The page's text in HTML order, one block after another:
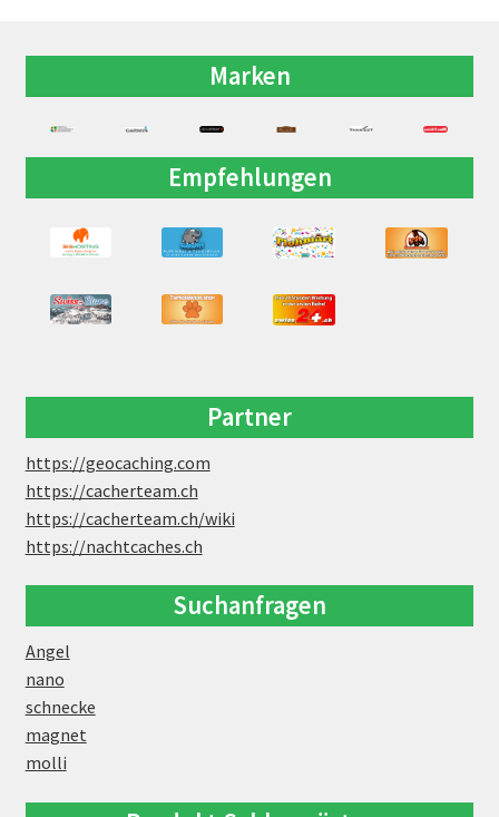
Marken
Empfehlungen
Partner
https://geocaching.com
https://cacherteam.ch
https://cacherteam.ch/wiki
https://nachtcaches.ch
Suchanfragen
Angel
nano
schnecke
magnet
molli